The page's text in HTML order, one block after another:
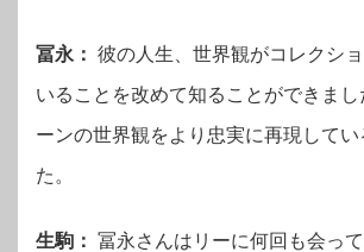
冨永： 彼の人生、世界観がコレクシ
いることを改めて知ることができまし
ーンの世界観をより忠実に再現して
た。
生駒： 冨永さんはリーに何回も会っ